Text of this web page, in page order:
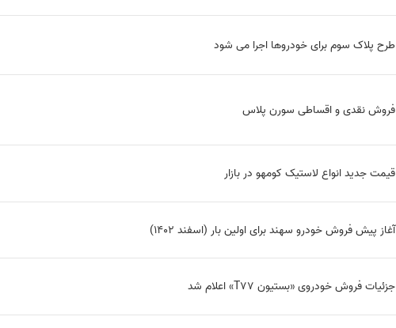
طرح پلاک سوم برای خودروها اجرا می شود
فروش نقدی و اقساطی سورن پلاس
قیمت جدید انواع لاستیک کومهو در بازار
آغاز پیش فروش خودرو سهند برای اولین بار (اسفند 1402)
جزئیات فروش خودروی «بستیون T77» اعلام شد